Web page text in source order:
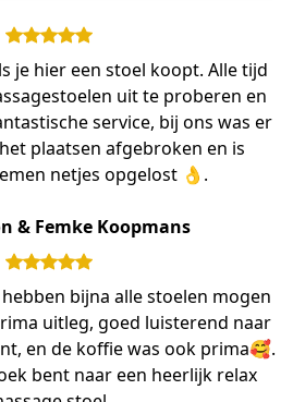
je hier een stoel koopt. Alle tijd
uit te proberen en
service, bij ons was er
plaatsen afgebroken en is
netjes opgelost 👌.
& Femke Koopmans
bijna alle stoelen mogen
uitleg, goed luisterend naar
en de koffie was ook prima🥰.
bent naar een heerlijk relax